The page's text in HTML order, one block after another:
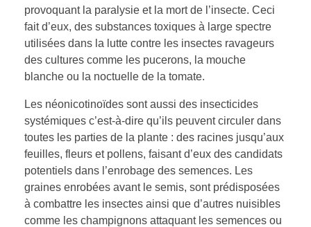
provoquant la paralysie et la mort de l’insecte. Ceci
fait d’eux, des substances toxiques à large spectre
utilisées dans la lutte contre les insectes ravageurs
des cultures comme les pucerons, la mouche
blanche ou la noctuelle de la tomate.
Les néonicotinoïdes sont aussi des insecticides
systémiques c’est-à-dire qu’ils peuvent circuler dans
toutes les parties de la plante : des racines jusqu’aux
feuilles, fleurs et pollens, faisant d’eux des candidats
potentiels dans l’enrobage des semences. Les
graines enrobées avant le semis, sont prédisposées
à combattre les insectes ainsi que d’autres nuisibles
comme les champignons attaquant les semences ou